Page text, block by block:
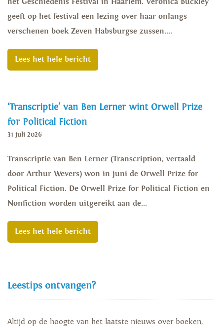
geeft op het festival een lezing over haar onlangs
verschenen boek Zeven Habsburgse zussen....
Lees het hele bericht
‘Transcriptie’ van Ben Lerner wint Orwell Prize
for Political Fiction
31 juli 2026
Transcriptie van Ben Lerner (Transcription, vertaald
door Arthur Wevers) won in juni de Orwell Prize for
Political Fiction. De Orwell Prize for Political Fiction en
Nonfiction worden uitgereikt aan de...
Lees het hele bericht
Leestips ontvangen?
Altijd op de hoogte van het laatste nieuws over boeken,